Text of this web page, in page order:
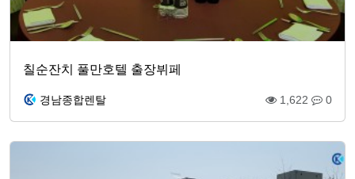
칠순잔치 풀만호텔 출장뷔페
경남종합렌탈 1,622 0